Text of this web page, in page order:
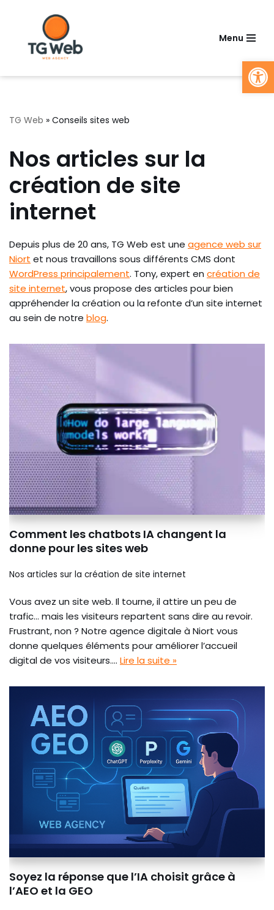
contenu
Menu
TG Web » Conseils sites web
Nos articles sur la
création de site
internet
Depuis plus de 20 ans, TG Web est une agence web sur
Niort et nous travaillons sous différents CMS dont
WordPress principalement. Tony, expert en création de
site internet, vous propose des articles pour bien
appréhender la création ou la refonte d’un site internet
au sein de notre blog.
Comment les chatbots IA changent la
donne pour les sites web
Nos articles sur la création de site internet
Vous avez un site web. Il tourne, il attire un peu de
trafic… mais les visiteurs repartent sans dire au revoir.
Frustrant, non ? Notre agence digitale à Niort vous
donne quelques éléments pour améliorer l’accueil
digital de vos visiteurs.… Lire la suite »
Soyez la réponse que l’IA choisit grâce à
l’AEO et la GEO